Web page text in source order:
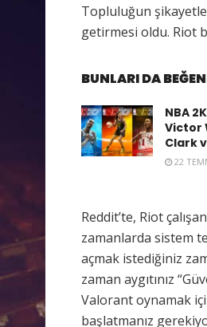
Topluluğun
getirmesi oldu. Riot
BUNLARI DA
NBA
Victor
Clark
22
Reddit’te, Riot
zamanlarda sistem
açmak istediğiniz
zaman aygıtınız
Valorant oynamak
başlatmanız